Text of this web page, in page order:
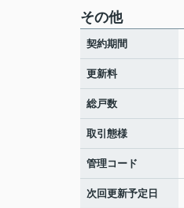
その他
契約期間
更新料
総戸数
取引態様
管理コード
次回更新予定日